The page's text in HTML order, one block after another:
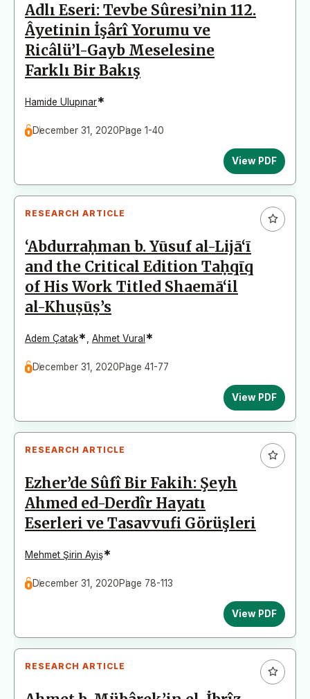
Adlı Eseri: Tevbe Sûresi’nin 112.
Âyetinin İşârî Yorumu ve
Ricâlü’l-Gayb Meselesine
Farklı Bir Bakış
Hamide Ulupınar*
December 31, 2020Page 1-40
View PDF
RESEARCH ARTICLE
‘Abdurraḥman b. Yūsuf al-Lijā‘ī
and the Critical Edition Taḥqīq
of His Work Titled Shaemā‘il
al-Khuṣūṣ’s
Adem Çatak* Ahmet Vural *
December 31, 2020Page 41-77
View PDF
RESEARCH ARTICLE
Ezher’de Sûfî Bir Fakih: Şeyh
Ahmed ed-Derdîr Hayatı
Eserleri ve Tasavvufi Görüşleri
Mehmet Şirin Ayiş*
December 31, 2020Page 78-113
View PDF
RESEARCH ARTICLE